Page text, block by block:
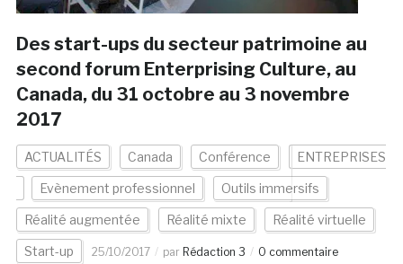
Des start-ups du secteur patrimoine au
second forum Enterprising Culture, au
Canada, du 31 octobre au 3 novembre
2017
ACTUALITÉS Canada Conférence ENTREPRISES
Evènement professionnel Outils immersifs
Réalité augmentée Réalité mixte Réalité virtuelle
Start-up 25/10/2017 par Rédaction 3 0 commentaire